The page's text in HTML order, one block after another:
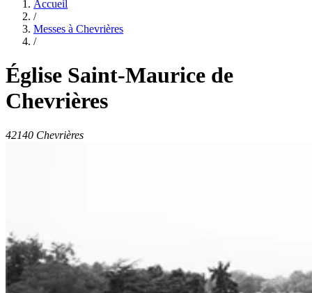
Accueil
/
Messes à Chevrières
/
Église Saint-Maurice de
Chevrières
42140 Chevrières